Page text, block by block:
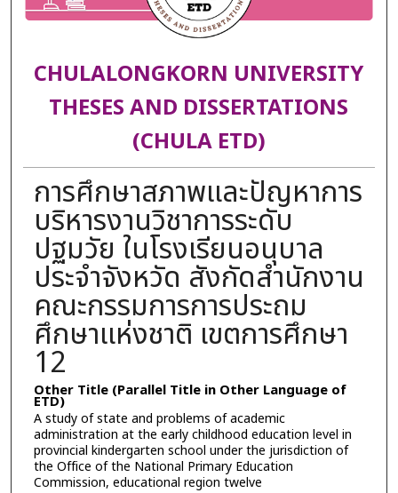
CHULALONGKORN UNIVERSITY
THESES AND DISSERTATIONS
(CHULA ETD)
การศึกษาสภาพและปัญหาการ
บริหารงานวิชาการระดับ
ปฐมวัย ในโรงเรียนอนุบาล
ประจำจังหวัด สังกัดสำนักงาน
คณะกรรมการการประถม
ศึกษาแห่งชาติ เขตการศึกษา
12
Other Title (Parallel Title in Other Language of
ETD)
A study of state and problems of academic
administration at the early childhood education level in
provincial kindergarten school under the jurisdiction of
the Office of the National Primary Education
Commission, educational region twelve